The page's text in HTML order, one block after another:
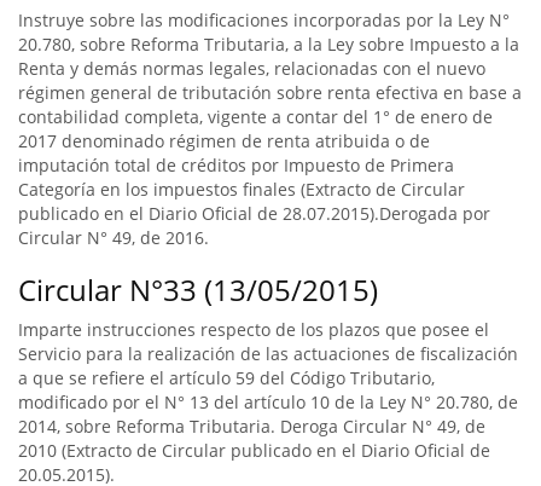
Instruye sobre las modificaciones incorporadas por la Ley N°
20.780, sobre Reforma Tributaria, a la Ley sobre Impuesto a la
Renta y demás normas legales, relacionadas con el nuevo
régimen general de tributación sobre renta efectiva en base a
contabilidad completa, vigente a contar del 1° de enero de
2017 denominado régimen de renta atribuida o de
imputación total de créditos por Impuesto de Primera
Categoría en los impuestos finales (Extracto de Circular
publicado en el Diario Oficial de 28.07.2015).Derogada por
Circular N° 49, de 2016.
Circular N°33 (13/05/2015)
Imparte instrucciones respecto de los plazos que posee el
Servicio para la realización de las actuaciones de fiscalización
a que se refiere el artículo 59 del Código Tributario,
modificado por el N° 13 del artículo 10 de la Ley N° 20.780, de
2014, sobre Reforma Tributaria. Deroga Circular N° 49, de
2010 (Extracto de Circular publicado en el Diario Oficial de
20.05.2015).